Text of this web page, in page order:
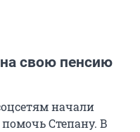
свою пенсию
начали
Степану. В